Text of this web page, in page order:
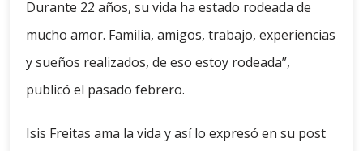
Durante 22 años, su vida ha estado rodeada de
mucho amor. Familia, amigos, trabajo, experiencias
y sueños realizados, de eso estoy rodeada”,
publicó el pasado febrero.
Isis Freitas ama la vida y así lo expresó en su post